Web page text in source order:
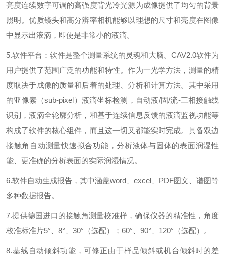
亮度连续数字可调的高强度背光冷光源为成像提供了均匀的背景
照明。优质镜头和高分辨率相机能够以理想的尺寸和亮度在图像
中显示出液滴，即使是非常小的液滴。
5.软件平台：软件是整个测量系统的灵魂和大脑。 CAV2.0软件为
用户提供了范围广泛的功能和特性。作为一光学方法，测量的精
度取决于成像的质量和后着的处理、分析和计算方法。其中采用
的亚像素（sub-pixel）液滴坐标检测，自动液/固/流-三相接触线
识别，液滴全轮廓分析，和基于连续信息反馈的液滴监视功能等
构成了软件的核心组件，而且这一切又都能实时完成。具备双边
接触角自动测量快速拟合功能，分析液体与固体的表面润湿性
能、更准确的分析表面的实际润湿情况。
6.软件自动生成报告，其中涵盖word excel PDF图文、谱图等
多种数据报告。
7.提供德国进口的接触角测量校准样，确保仪器的精准性，角度
校准标准片5°、 8°、 30°（选配）； 60°、 90°、 120°（选配）。
8.基线自动倾斜功能，可修正由于样品倾斜或机台倾斜时的差